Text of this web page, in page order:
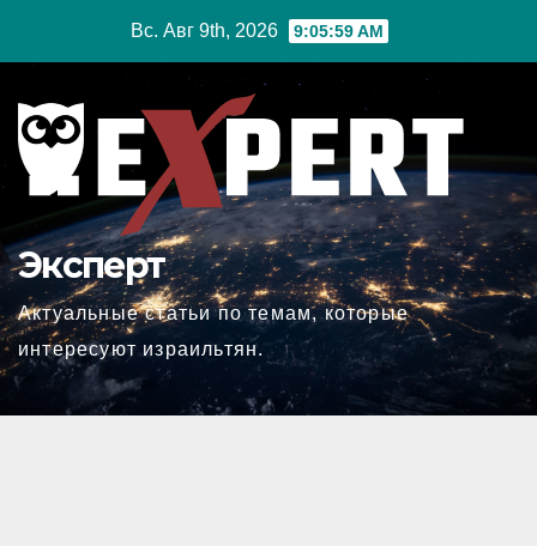
Вс. Авг 9th, 2026 9:06:00 AM
Эксперт
Актуальные статьи по темам, которые
интересуют израильтян.